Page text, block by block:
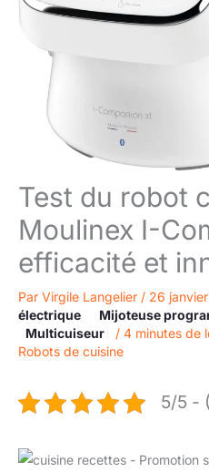
Test du robot
Moulinex I-
efficacité et
Par Virgile Langelier / 26
électrique
Mijoteuse
Multicuiseur
/ 4 minutes de
Robots de cuisine
5/5 -